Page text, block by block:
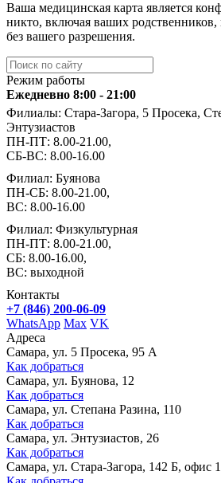
Ваша медицинская карта является
никто, включая ваших родственников,
без вашего разрешения.
Режим работы
Ежедневно 8:00 - 21:00
Филиалы: Стара-Загора, 5 Просека,
Энтузиастов
ПН-ПТ: 8.00-21.00,
СБ-ВС: 8.00-16.00
Филиал: Буянова
ПН-СБ: 8.00-21.00,
ВС: 8.00-16.00
Филиал: Физкультурная
ПН-ПТ: 8.00-21.00,
СБ: 8.00-16.00,
ВС: выходной
Контакты
+7 (846) 200-06-09
WhatsApp Max VK
Адреса
Самара, ул. 5 Просека, 95 А
Как добраться
Самара, ул. Буянова, 12
Как добраться
Самара, ул. Степана Разина, 110
Как добраться
Самара, ул. Энтузиастов, 26
Как добраться
Самара, ул. Стара-Загора, 142 Б, офис 1